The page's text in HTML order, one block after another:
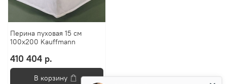
Перина пуховая 15 см
100x200 Kauffmann
410 404 р.
В корзину